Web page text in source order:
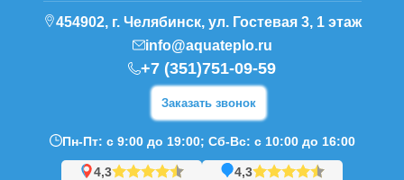
454902, г. Челябинск, ул. Гостевая 3, 1 этаж
info@aquateplo.ru
+7 (351)751-09-59
Заказать звонок
Пн-Пт: с 9:00 до 19:00; Сб-Вс: с 10:00 до 16:00
4,3 4,3